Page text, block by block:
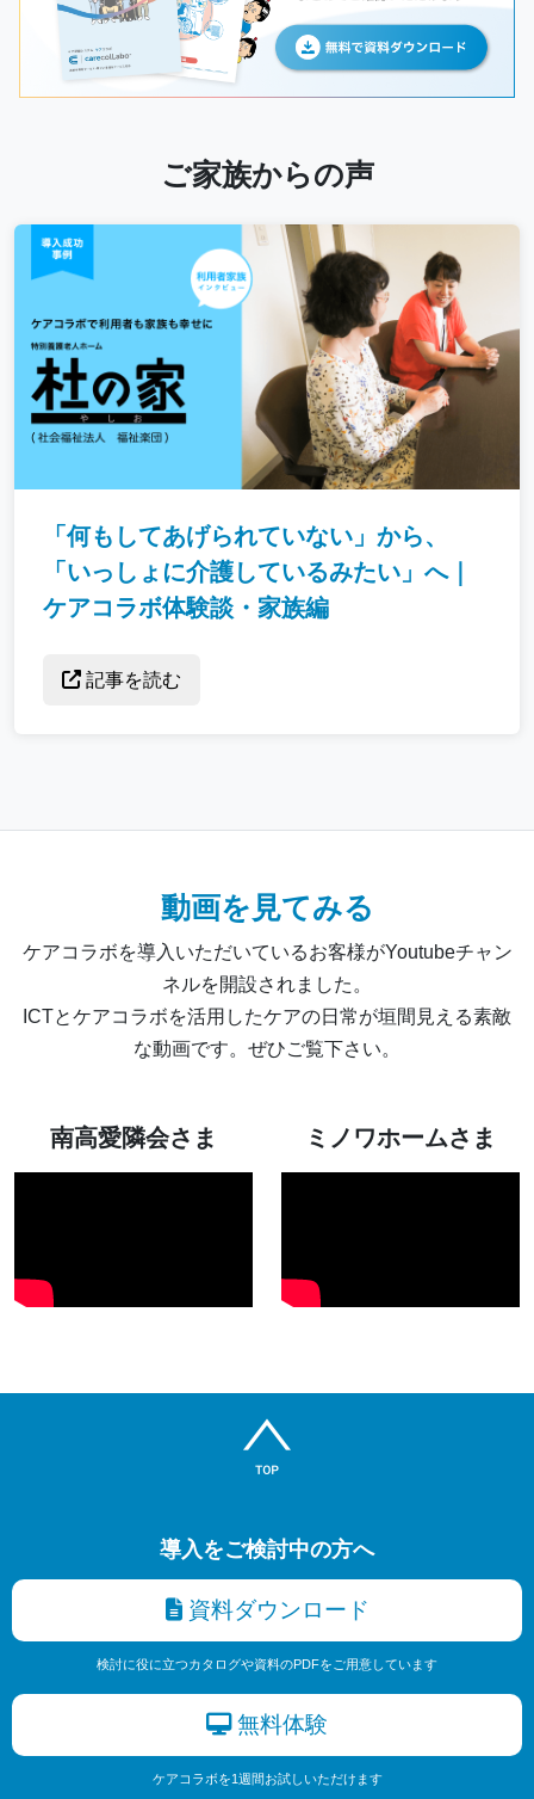
ご家族からの声
「何もしてあげられていない」から、
「いっしょに介護しているみたい」へ｜
ケアコラボ体験談・家族編
記事を読む
動画を見てみる
ケアコラボを導入いただいているお客様がYoutubeチャン
ネルを開設されました。
ICTとケアコラボを活用したケアの日常が垣間見える素敵
な動画です。ぜひご覧下さい。
南高愛隣会さま ミノワホームさま
導入をご検討中の方へ
資料ダウンロード
検討に役に立つカタログや資料のPDFをご用意しています
無料体験
ケアコラボを1週間お試しいただけます